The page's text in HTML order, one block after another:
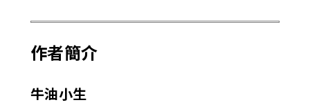
作者簡介
牛油小生